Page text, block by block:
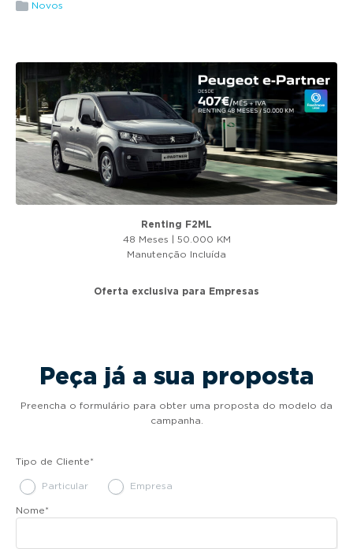
g
i
n
Novos
Renting F2ML
48 Meses | 50.000 KM
Manutenção Incluída
Oferta exclusiva para Empresas
Peça já a sua proposta
Preencha o formulário para obter uma proposta do modelo da
campanha.
Tipo de Cliente*
Particular Empresa
Nome*